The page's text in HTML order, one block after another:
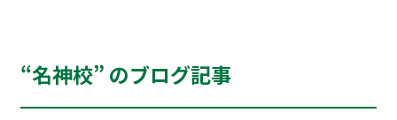
“名神校” のブログ記事